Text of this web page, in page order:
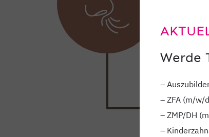
Werde
–
– ZFA (m/w/
– ZMP/DH
–